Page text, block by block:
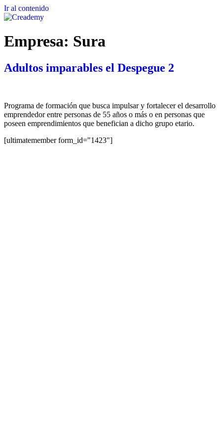
Ir al contenido
Empresa: Sura
Adultos imparables el Despegue 2
Programa de formación que busca impulsar y fortalecer el desarrollo
emprendedor entre personas de 55 años o más o en personas que
poseen emprendimientos que benefician a dicho grupo etario.
[ultimatemember form_id="1423"]